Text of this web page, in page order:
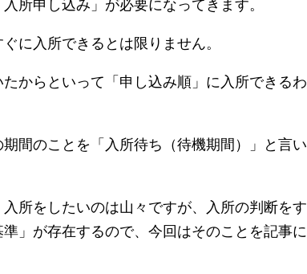
所申し込み」が必要になってきます。
に入所できるとは限りません。
からといって「申し込み順」に入所できるわ
間のことを「入所待ち（待機期間）」と言い
所をしたいのは山々ですが、入所の判断をす
」が存在するので、今回はそのことを記事に